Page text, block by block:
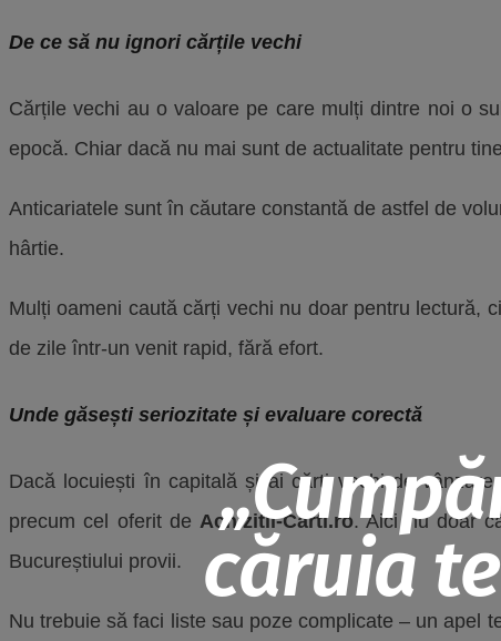
căruia
De ce să nu ignori cărțile vechi
Cărțile vechi au o valoare pe care mulți dintre noi o
epocă. Chiar dacă nu mai sunt de actualitate pentru
Anticariatele sunt în căutare constantă de astfel de
hârtie.
Mulți oameni caută cărți vechi nu doar pentru lectură,
de zile într-un venit rapid, fără efort.
Unde găsești seriozitate și evaluare corectă
Dacă locuiești în capitală și ai cărți vechi de
precum cel oferit de Achizitii-Carti.ro. Aici nu doar
Bucureștiului provii.
Nu trebuie să faci liste sau poze complicate – un apel